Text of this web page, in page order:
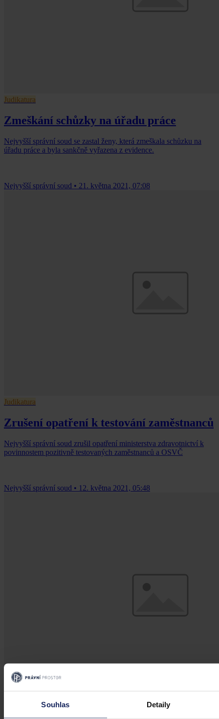
Souhlas Detaily
Judikatura
Zmeškání schůzky na úřadu práce
Nejvyšší správní soud se zastal ženy, která zmeškala schůzku na
úřadu práce a byla sankčně vyřazena z evidence.
Nejvyšší správní soud • 21. května 2021, 07:08
Judikatura
Zrušení opatření k testování zaměstnanců
Nejvyšší správní soud zrušil opatření ministerstva zdravotnictví k
povinnostem pozitivně testovaných zaměstnanců a OSVČ
Nejvyšší správní soud • 12. května 2021, 05:48